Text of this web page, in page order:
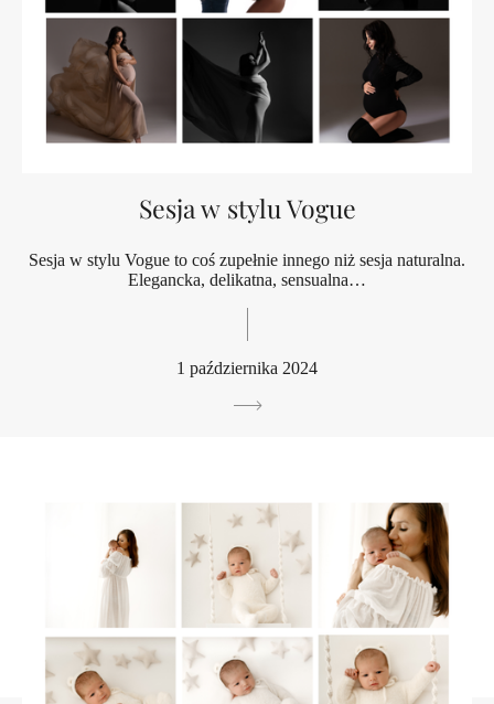
Sesja w stylu Vogue
Sesja w stylu Vogue to coś zupełnie innego niż sesja naturalna.
Elegancka, delikatna, sensualna…
1 października 2024